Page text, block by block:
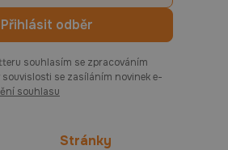
souhlasím se zpracováním
se zasíláním novinek e-
souhlasu
Stránky